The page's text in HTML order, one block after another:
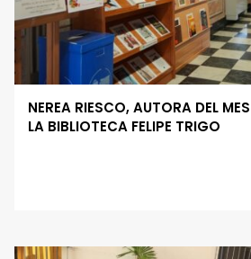
NEREA RIESCO, AUTORA DEL
LA BIBLIOTECA FELIPE TRIGO